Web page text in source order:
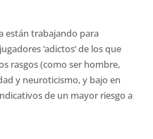
están trabajando para
‘adictos’ de los que
rasgos (como ser hombre,
y neuroticismo, y bajo en
de un mayor riesgo a